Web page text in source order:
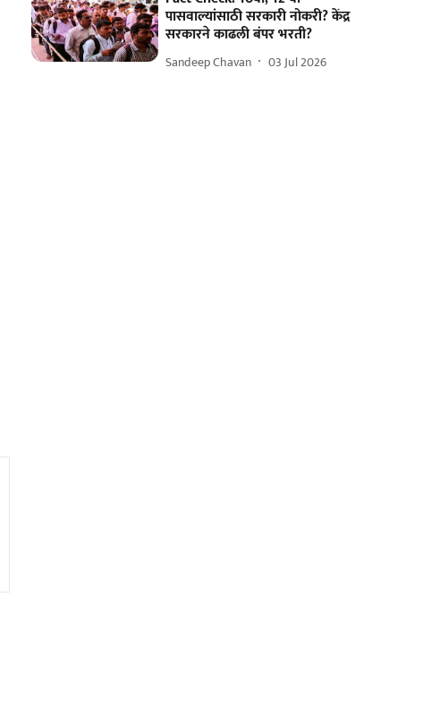
पासवाल्यांसाठी सरकारी नोकरी? केंद्र
सरकारने काढली बंपर भरती?
Sandeep Chavan 03 Jul 2026